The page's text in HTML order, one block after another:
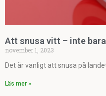
Att snusa vitt – inte
november 1, 2023
Det är vanligt att snusa på
Läs mer »